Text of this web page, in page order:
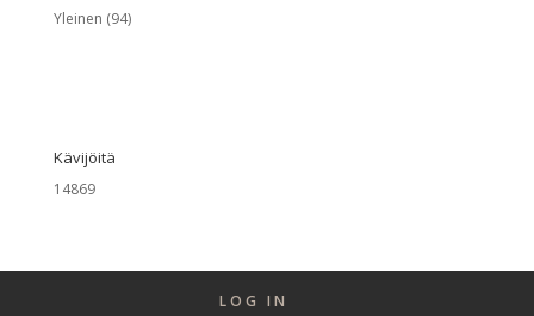
Yleinen (94)
Kävijöitä
14869
LOG IN